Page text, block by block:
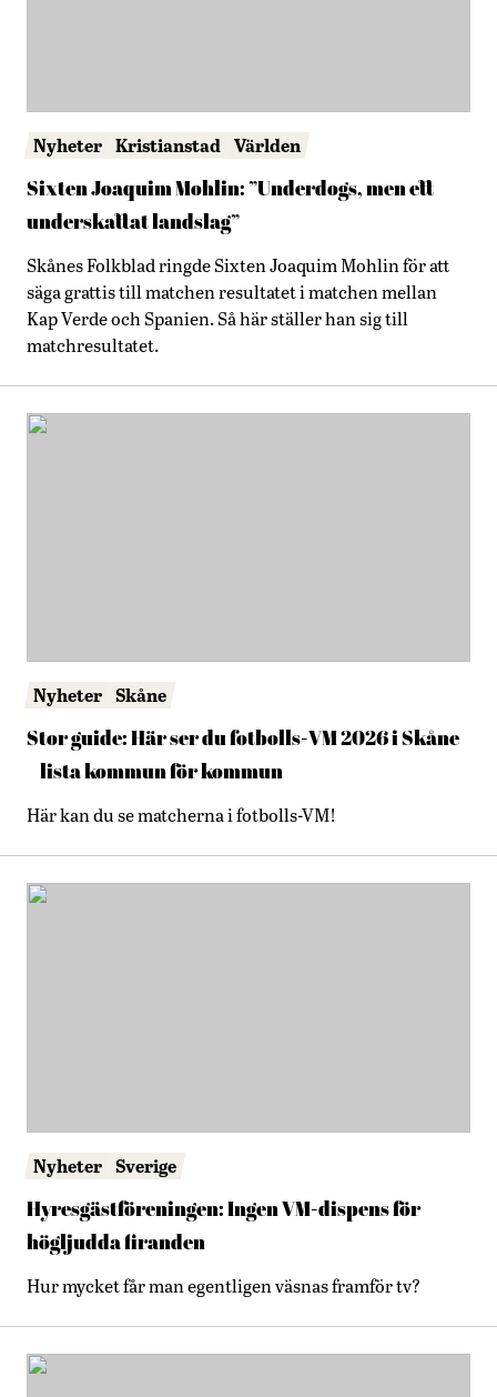
Nyheter Kristianstad Världen
Sixten Joaquim Mohlin: ”Underdogs, men ett
underskattat landslag”
Skånes Folkblad ringde Sixten Joaquim Mohlin för att
säga grattis till matchen resultatet i matchen mellan
Kap Verde och Spanien. Så här ställer han sig till
matchresultatet.
Nyheter Skåne
Stor guide: Här ser du fotbolls-VM 2026 i Skåne
– lista kommun för kommun
Här kan du se matcherna i fotbolls-VM!
Nyheter Sverige
Hyresgästföreningen: Ingen VM-dispens för
högljudda firanden
Hur mycket får man egentligen väsnas framför tv?